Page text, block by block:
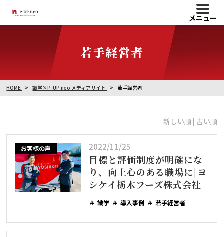
メニュー
若手経営者
HOME 識学×P-UP neo メディアサイト 若手経営者
新しい順 | 古い順
お客様の声 2022/11/25
目標と評価制度が明確にな
り、向上心のある職場に|ヨ
シケイ栃木フーズ株式会社
識学 導入事例 若手経営者